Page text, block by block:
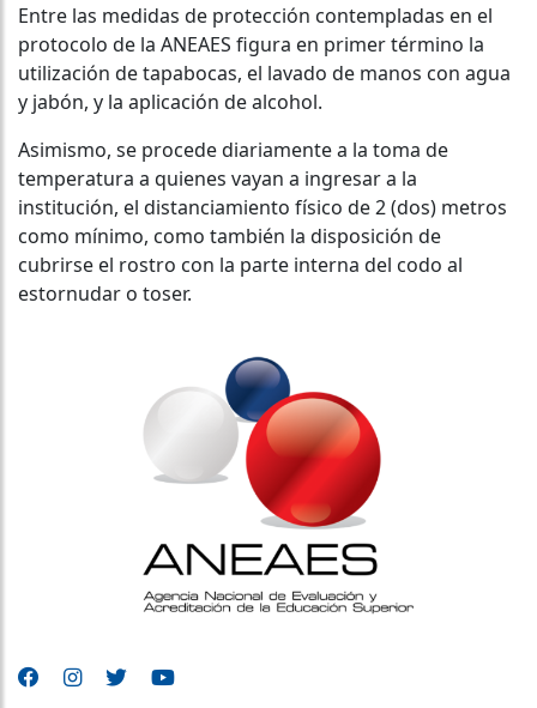
Entre las medidas de protección contempladas en el
protocolo de la ANEAES figura en primer término la
utilización de tapabocas, el lavado de manos con agua
y jabón, y la aplicación de alcohol.
Asimismo, se procede diariamente a la toma de
temperatura a quienes vayan a ingresar a la
institución, el distanciamiento físico de 2 (dos) metros
como mínimo, como también la disposición de
cubrirse el rostro con la parte interna del codo al
estornudar o toser.